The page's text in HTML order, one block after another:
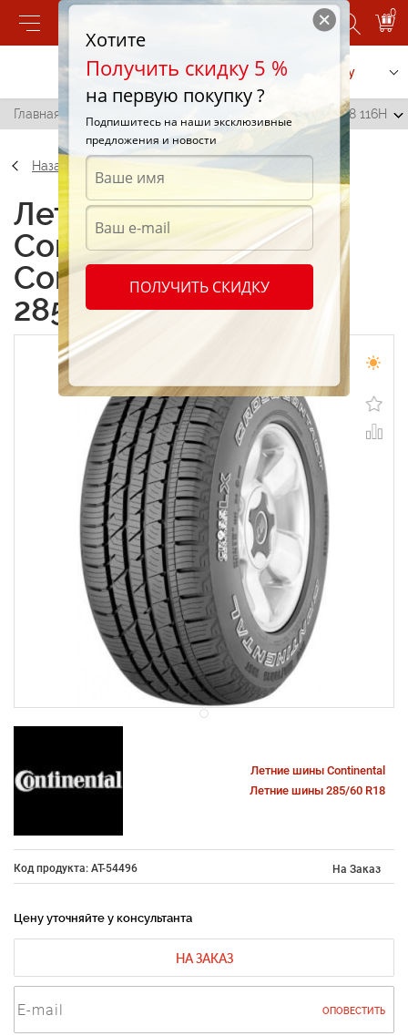
0
Позвонить Заказать услугу
Главная / Continental ContiCrossContact LX 285/60 R18 116H
Назад
Летние шины
Continental
ContiCrossContact LX
285/60 R18 116H
Летние шины Continental
Летние шины 285/60 R18
Код продукта: AT-54496 На Заказ
Цену уточняйте у консультанта
НА ЗАКАЗ
ОПОВЕСТИТЬ
Хотите
Получить скидку 5 %
на первую покупку ?
Подпишитесь на наши эксклюзивные
предложения и новости
ПОЛУЧИТЬ СКИДКУ